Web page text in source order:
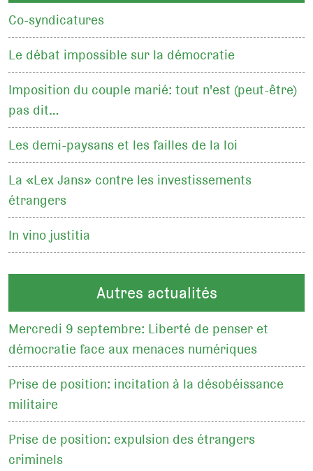
Co-syndicatures
Le débat impossible sur la démocratie
Imposition du couple marié: tout n'est (peut-être)
pas dit…
Les demi-paysans et les failles de la loi
La «Lex Jans» contre les investissements
étrangers
In vino justitia
Autres actualités
Mercredi 9 septembre: Liberté de penser et
démocratie face aux menaces numériques
Prise de position: incitation à la désobéissance
militaire
Prise de position: expulsion des étrangers
criminels